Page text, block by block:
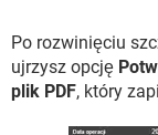
Po rozwinięciu
ujrzysz opcję
plik PDF, który